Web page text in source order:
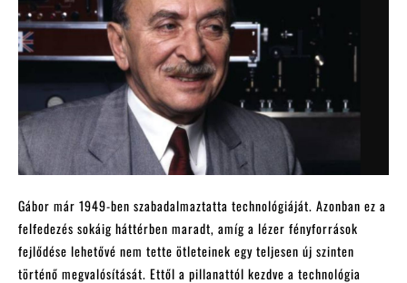
Gábor már 1949-ben szabadalmaztatta technológiáját. Azonban ez a
felfedezés sokáig háttérben maradt, amíg a lézer fényforrások
fejlődése lehetővé nem tette ötleteinek egy teljesen új szinten
történő megvalósítását. Ettől a pillanattól kezdve a technológia